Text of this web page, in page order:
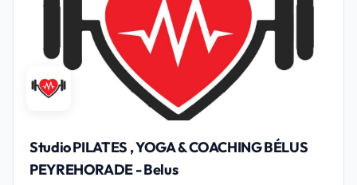
Studio PILATES , YOGA & COACHING BÉLUS
PEYREHORADE - Belus